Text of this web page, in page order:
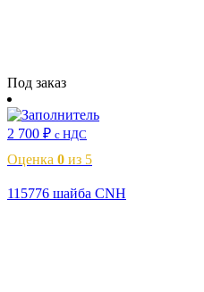
Под заказ
2 700 ₽ с НДС
Оценка 0 из 5
115776 шайба CNH